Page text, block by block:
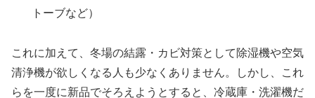
トーブなど）
これに加えて、冬場の結露・カビ対策として除湿機や空気
清浄機が欲しくなる人も少なくありません。しかし、これ
らを一度に新品でそろえようとすると、冷蔵庫・洗濯機だ